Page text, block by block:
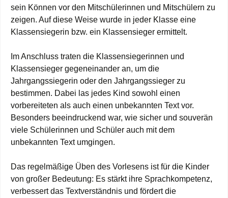
sein Können vor den Mitschülerinnen und Mitschülern zu
zeigen. Auf diese Weise wurde in jeder Klasse eine
Klassensiegerin bzw. ein Klassensieger ermittelt.
Im Anschluss traten die Klassensiegerinnen und
Klassensieger gegeneinander an, um die
Jahrgangssiegerin oder den Jahrgangssieger zu
bestimmen. Dabei las jedes Kind sowohl einen
vorbereiteten als auch einen unbekannten Text vor.
Besonders beeindruckend war, wie sicher und souverän
viele Schülerinnen und Schüler auch mit dem
unbekannten Text umgingen.
Das regelmäßige Üben des Vorlesens ist für die Kinder
von großer Bedeutung: Es stärkt ihre Sprachkompetenz,
verbessert das Textverständnis und fördert die